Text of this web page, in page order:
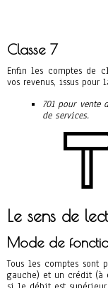
Classe 7
Enfin les comptes de
vos revenus, issus
701 pour vente
de services.
Le sens de
Mode de
Tous les comptes sont
gauche) et un crédit (à